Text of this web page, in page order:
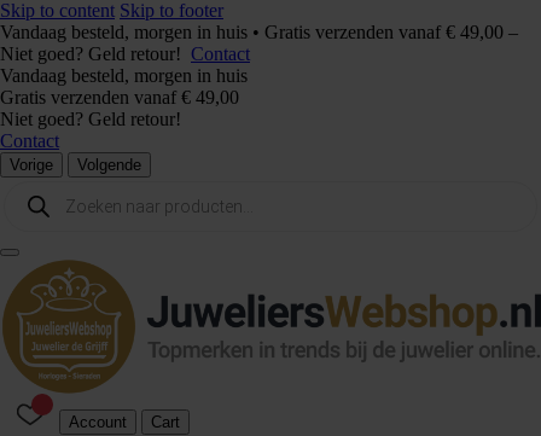
Skip to content Skip to footer
Vandaag besteld, morgen in huis • Gratis verzenden vanaf € 49,00 –
Niet goed? Geld retour! Contact
Vandaag besteld, morgen in huis
Gratis verzenden vanaf € 49,00
Niet goed? Geld retour!
Contact
Vorige Volgende
zoeken
Account Cart